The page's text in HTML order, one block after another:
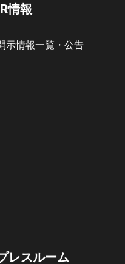
情報
示情報一覧・公告
レスルーム